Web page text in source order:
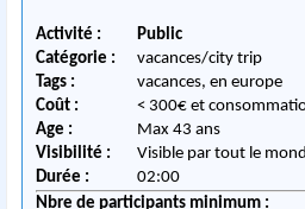
Activité :
Public
Catégorie :
vacances/city trip
Tags :
vacances, en europe
Coût :
< 300€ et
Age :
Max 43 ans
Visibilité :
Visible par tout le
Durée :
02:00
Nbre de participants minimum :